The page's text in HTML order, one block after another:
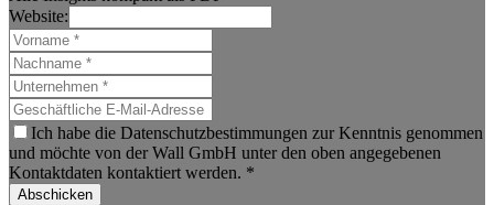
Website:
Ich habe die Datenschutzbestimmungen zur Kenntnis genommen
und möchte von der Wall GmbH unter den oben angegebenen
Kontaktdaten kontaktiert werden. *
Abschicken